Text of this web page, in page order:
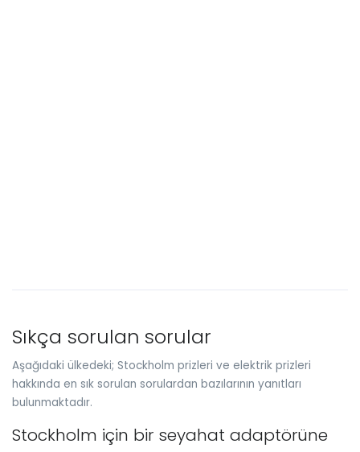
Sıkça sorulan sorular
Aşağıdaki ülkedeki; Stockholm prizleri ve elektrik prizleri
hakkında en sık sorulan sorulardan bazılarının yanıtları
bulunmaktadır.
Stockholm için bir seyahat adaptörüne